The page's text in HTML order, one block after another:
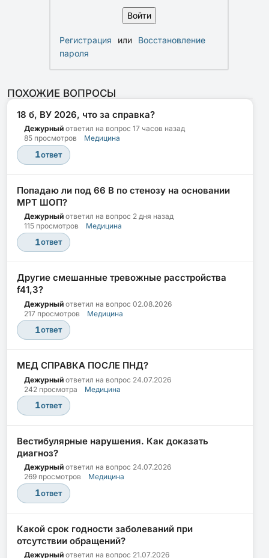
Регистрация или
Восстановление
пароля
ПОХОЖИЕ ВОПРОСЫ
18 б, ВУ 2026, что за справка?
Дежурный ответил на вопрос 17 часов назад
85 просмотров
Медицина
1ответ
Попадаю ли под 66 В по стенозу на основании
МРТ ШОП?
Дежурный ответил на вопрос 2 дня назад
115 просмотров
Медицина
1ответ
Другие смешанные тревожные расстройства
f41,3?
Дежурный ответил на вопрос 02.08.2026
217 просмотров
Медицина
1ответ
МЕД СПРАВКА ПОСЛЕ ПНД?
Дежурный ответил на вопрос 24.07.2026
242 просмотра
Медицина
1ответ
Вестибулярные нарушения. Как доказать
диагноз?
Дежурный ответил на вопрос 24.07.2026
269 просмотров
Медицина
1ответ
Какой срок годности заболеваний при
отсутствии обращений?
Дежурный ответил на вопрос 21.07.2026